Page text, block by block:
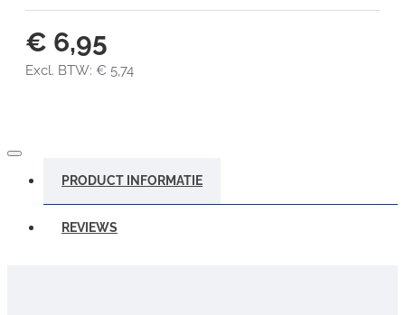
€ 6,95
Excl. BTW: € 5,74
PRODUCT INFORMATIE
REVIEWS